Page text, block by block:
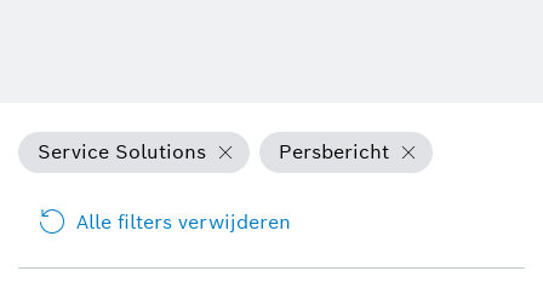
Service Solutions Persbericht
Alle filters verwijderen